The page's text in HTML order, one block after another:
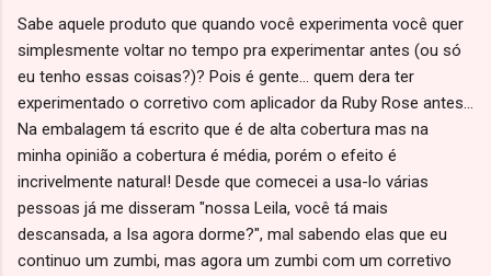
Sabe aquele produto que quando você experimenta você quer
simplesmente voltar no tempo pra experimentar antes (ou só
eu tenho essas coisas?)? Pois é gente... quem dera ter
experimentado o corretivo com aplicador da Ruby Rose antes...
Na embalagem tá escrito que é de alta cobertura mas na
minha opinião a cobertura é média, porém o efeito é
incrivelmente natural! Desde que comecei a usa-lo várias
pessoas já me disseram "nossa Leila, você tá mais
descansada, a Isa agora dorme?", mal sabendo elas que eu
continuo um zumbi, mas agora um zumbi com um corretivo